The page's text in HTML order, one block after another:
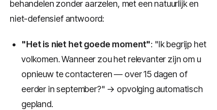
behandelen zonder aarzelen, met een natuurlijk en
niet-defensief antwoord:
"Het is niet het goede moment": "Ik begrijp het
volkomen. Wanneer zou het relevanter zijn om u
opnieuw te contacteren — over 15 dagen of
eerder in september?" → opvolging automatisch
gepland.